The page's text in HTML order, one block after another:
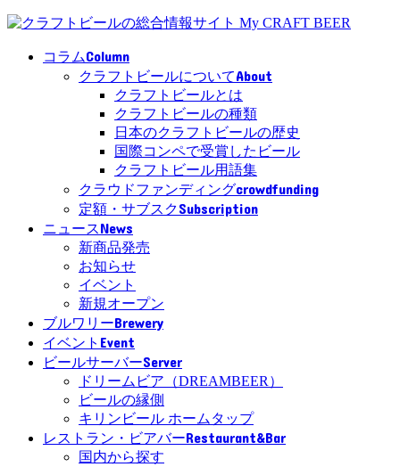
コラムColumn
クラフトビールについてAbout
クラフトビールとは
クラフトビールの種類
日本のクラフトビールの歴史
国際コンペで受賞したビール
クラフトビール用語集
クラウドファンディングcrowdfunding
定額・サブスクSubscription
ニュースNews
新商品発売
お知らせ
イベント
新規オープン
ブルワリーBrewery
イベント Event
ビールサーバーServer
ドリームビア（DREAMBEER）
ビールの縁側
キリンビール ホームタップ
レストラン・ビアバーRestaurant&Bar
国内から探す